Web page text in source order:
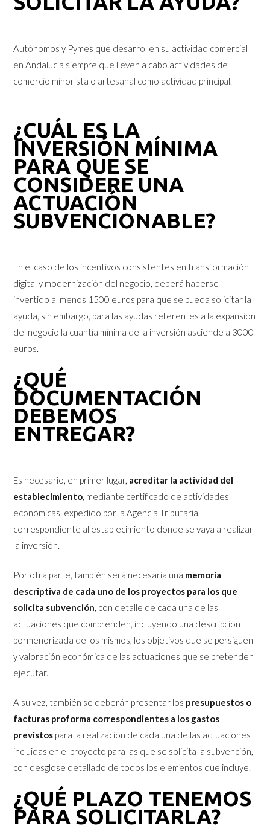
Autónomos y Pymes que desarrollen su actividad comercial
en Andalucía siempre que lleven a cabo actividades de
comercio minorista o artesanal como actividad principal.
¿CUÁL ES LA
INVERSIÓN MÍNIMA
PARA QUE SE
CONSIDERE UNA
ACTUACIÓN
SUBVENCIONABLE?
En el caso de los incentivos consistentes en transformación
digital y modernización del negocio, deberá haberse
invertido al menos 1500 euros para que se pueda solicitar la
ayuda, sin embargo, para las ayudas referentes a la expansión
del negocio la cuantía mínima de la inversión asciende a 3000
euros.
¿QUÉ
DOCUMENTACIÓN
DEBEMOS
ENTREGAR?
Es necesario, en primer lugar, acreditar la actividad del
establecimiento, mediante certificado de actividades
económicas, expedido por la Agencia Tributaria,
correspondiente al establecimiento donde se vaya a realizar
la inversión.
Por otra parte, también será necesaria una memoria
descriptiva de cada uno de los proyectos para los que
solicita subvención, con detalle de cada una de las
actuaciones que comprenden, incluyendo una descripción
pormenorizada de los mismos, los objetivos que se persiguen
y valoración económica de las actuaciones que se pretenden
ejecutar.
A su vez, también se deberán presentar los presupuestos o
facturas proforma correspondientes a los gastos
previstos para la realización de cada una de las actuaciones
incluidas en el proyecto para las que se solicita la subvención,
con desglose detallado de todos los elementos que incluye.
¿QUÉ PLAZO TENEMOS
PARA SOLICITARLA?